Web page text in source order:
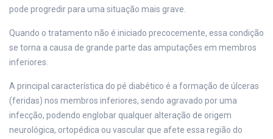
pode progredir para uma situação mais grave.
Quando o tratamento não é iniciado precocemente, essa condição
se torna a causa de grande parte das amputações em membros
inferiores.
A principal característica do pé diabético é a formação de úlceras
(feridas) nos membros inferiores, sendo agravado por uma
infecção, podendo englobar qualquer alteração de origem
neurológica, ortopédica ou vascular que afete essa região do